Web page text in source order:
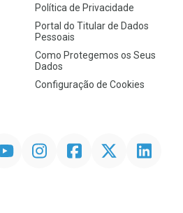
Política de Privacidade
Portal do Titular de Dados
Pessoais
Como Protegemos os Seus
Dados
Configuração de Cookies
InstagramFacebookTwitter Linkedin